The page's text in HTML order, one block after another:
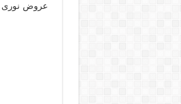
عروض نورى السعودية اليوم